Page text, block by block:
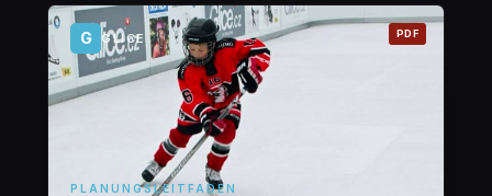
G GLICE
PLANUNGSLEITFADEN
PDF